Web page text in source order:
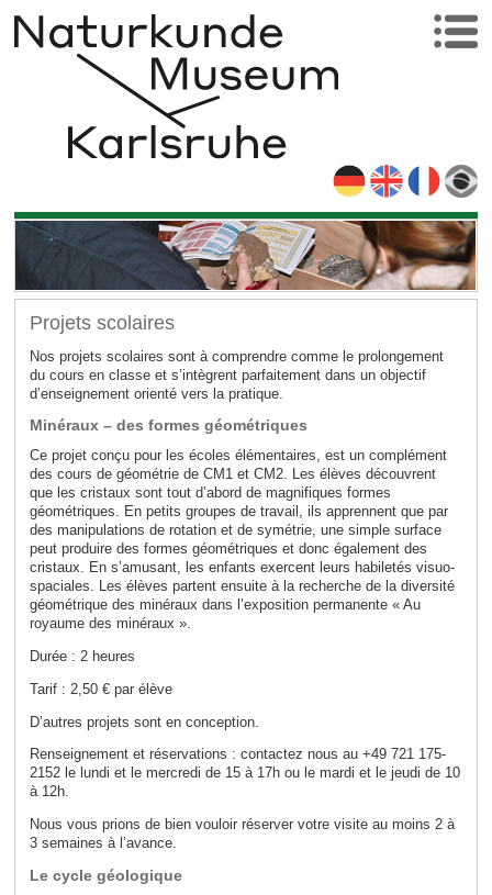
Projets scolaires
Nos projets scolaires sont à comprendre comme le prolongement
du cours en classe et s’intègrent parfaitement dans un objectif
d’enseignement orienté vers la pratique.
Minéraux – des formes géométriques
Ce projet conçu pour les écoles élémentaires, est un complément
des cours de géométrie de CM1 et CM2. Les élèves découvrent
que les cristaux sont tout d’abord de magnifiques formes
géométriques. En petits groupes de travail, ils apprennent que par
des manipulations de rotation et de symétrie, une simple surface
peut produire des formes géométriques et donc également des
cristaux. En s’amusant, les enfants exercent leurs habiletés visuo-
spaciales. Les élèves partent ensuite à la recherche de la diversité
géométrique des minéraux dans l’exposition permanente « Au
royaume des minéraux ».
Durée : 2 heures
Tarif : 2,50 € par élève
D’autres projets sont en conception.
Renseignement et réservations : contactez nous au +49 721 175-
2152 le lundi et le mercredi de 15 à 17h ou le mardi et le jeudi de 10
à 12h.
Nous vous prions de bien vouloir réserver votre visite au moins 2 à
3 semaines à l’avance.
Le cycle géologique